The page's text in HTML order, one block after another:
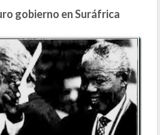
gobierno en Suráfrica